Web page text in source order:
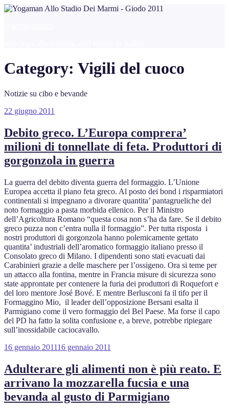
Salta
Category: Vigili del cuoco
Notizie su cibo e bevande
Pubblicato
22 giugno 2011
Debito greco. L’Europa comprera’
milioni di tonnellate di feta. Produttori di
gorgonzola in guerra
La guerra del debito diventa guerra del formaggio. L’Unione
Europea accetta il piano feta greco. Al posto dei bond i risparmiatori
continentali si impegnano a divorare quantita’ pantagrueliche del
noto formaggio a pasta morbida ellenico. Per il Ministro
dell’Agricoltura Romano “questa cosa non s’ha da fare. Se il debito
greco puzza non c’entra nulla il formaggio”. Per tutta risposta i
nostri produttori di gorgonzola hanno polemicamente gettato
quantita’ industriali dell’aromatico formaggio italiano presso il
Consolato greco di Milano. I dipendenti sono stati evacuati dai
Carabinieri grazie a delle maschere per l’ossigeno. Ora si teme per
un attacco alla fontina, mentre in Francia misure di sicurezza sono
state approntate per contenere la furia dei produttori di Roquefort e
del loro mentore José Bové. E mentre Berlusconi fa il tifo per il
Formaggino Mio, il leader dell’opposizione Bersani esalta il
Parmigiano come il vero formaggio del Bel Paese. Ma forse il capo
del PD ha fatto la solita confusione e, a breve, potrebbe ripiegare
sull’inossidabile caciocavallo.
Pubblicato
16 gennaio 201116 gennaio 2011
Adulterare gli alimenti non è più reato. E
arrivano la mozzarella fucsia e una
bevanda al gusto di Parmigiano